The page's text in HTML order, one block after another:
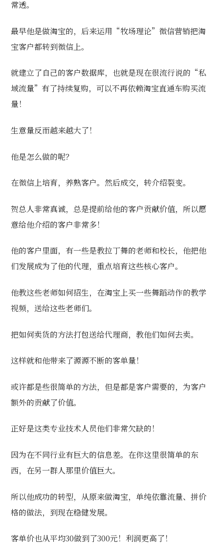
常透。
最早他是做淘宝的，后来运用“牧场理论”微信营销把淘
宝客户都转到微信上。
就建立了自己的客户数据库，也就是现在很流行说的“私
域流量”有了持续复购，可以不再依赖淘宝直通车购买流
量！
生意量反而越来越大了！
他是怎么做的呢？
在微信上培育，养熟客户。然后成交，转介绍裂变。
贺总人非常真诚，总是提前给他的客户贡献价值，所以愿
意给他介绍的客户非常多！
他的客户里面，有一些是教拉丁舞的老师和校长，他把他
们发展成为了他的代理，重点培育这些核心客户。
他教这些老师如何招生，在淘宝上买一些舞蹈动作的教学
视频，送给这些老师们。
把如何卖货的方法打包送给代理商，教他们如何去卖。
这样就和他带来了源源不断的客单量！
或许都是些很简单的方法，但是都是客户需要的，为客户
额外的贡献了价值。
正好是这类专业技术人员他们非常欠缺的！
因为在不同行业有巨大的信息差。在你这里很简单的东
西，在另一群人那里价值巨大。
所以他成功的转型，从原来做淘宝，单纯依靠流量、拼价
格的做法，到现在稳健发展。
客单价也从平均30做到了300元！利润更高了！